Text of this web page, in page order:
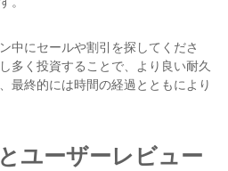
中にセールや割引を探してくださ
多く投資することで、より良い耐久
最終的には時間の経過とともにより
ユーザーレビュー